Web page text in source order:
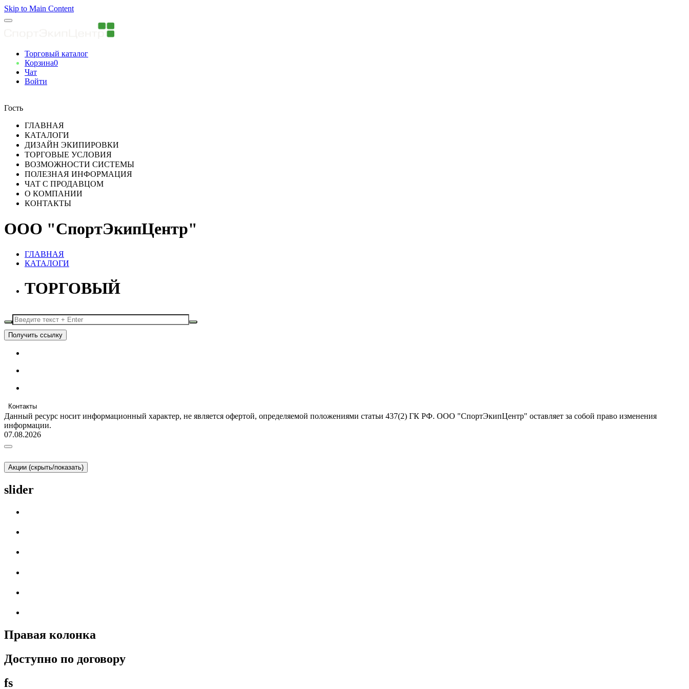
Skip to Main Content
Торговый каталог
Корзина0
Чат
Войти
Гость
ГЛАВНАЯ
КАТАЛОГИ
ДИЗАЙН ЭКИПИРОВКИ
ТОРГОВЫЕ УСЛОВИЯ
ВОЗМОЖНОСТИ СИСТЕМЫ
ПОЛЕЗНАЯ ИНФОРМАЦИЯ
ЧАТ С ПРОДАВЦОМ
О КОМПАНИИ
КОНТАКТЫ
ООО "СпортЭкипЦентр"
ГЛАВНАЯ
КАТАЛОГИ
ТОРГОВЫЙ
Получить ссылку
Контакты
Данный ресурс носит информационный характер, не является офертой, определяемой положениями статьи 437(2) ГК РФ. ООО "СпортЭкипЦентр" оставляет за собой право изменения
информации.
07.08.2026
Акции (скрыть/показать)
slider
Правая колонка
Доступно по договору
fs